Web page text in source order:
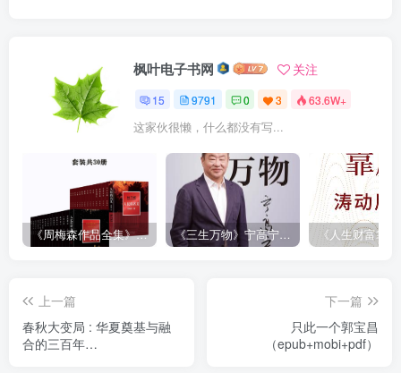
枫叶电子书网 关注
15 9791 0 3 63.6W+
这家伙很懒，什么都没有写...
《周梅森作品全集》[共30册] 《三生万物》宁高宁（epub+mobi+azw3+pdf）
上一篇
春秋大变局 : 华夏奠基与融
合的三百年
下一篇
只此一个郭宝昌
（epub+mobi+pdf）